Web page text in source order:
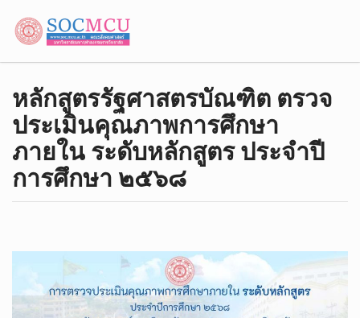
หลักสูตรรัฐศาสตรบัณฑิต ตรวจ
ประเมินคุณภาพการศึกษา
ภายใน ระดับหลักสูตร ประจำปี
การศึกษา ๒๕๖๘